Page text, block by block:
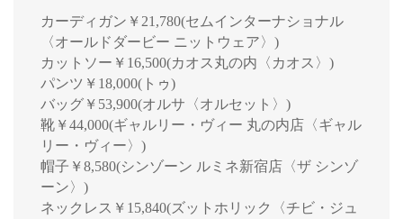
カーディガン￥21,780(セムインターナショナル
〈オールドダービー ニットウェア〉)
カットソー￥16,500(カオス丸の内〈カオス〉)
パンツ￥18,000(トゥ)
バッグ￥53,900(オルサ〈オルセット〉)
靴￥44,000(ギャルリー・ヴィー 丸の内店〈ギャル
リー・ヴィー〉)
帽子￥8,580(シンゾーン ルミネ新宿店〈ザ シンゾ
ーン〉)
ネックレス￥15,840(ズットホリック〈チビ・ジュ